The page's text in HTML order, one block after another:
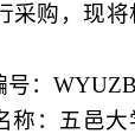
采购，现将
号：
称：五邑